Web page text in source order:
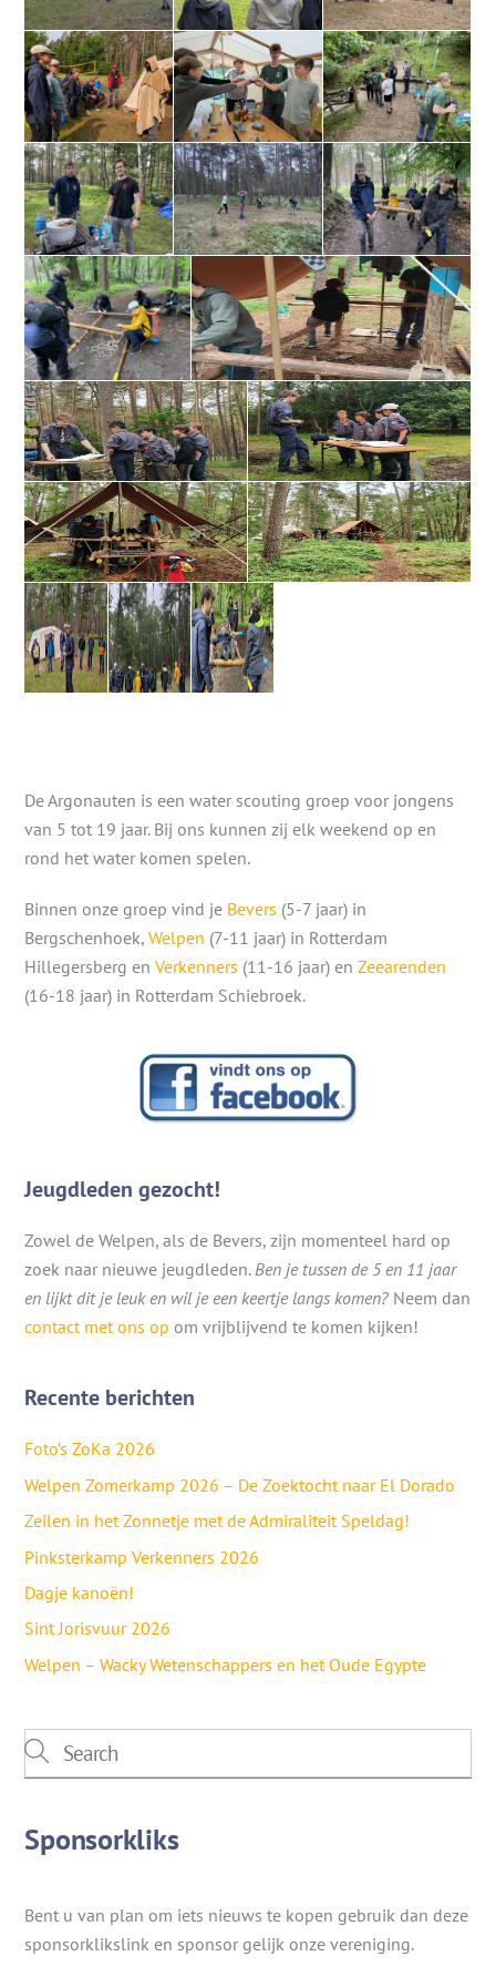
De Argonauten is een water scouting groep voor jongens
van 5 tot 19 jaar. Bij ons kunnen zij elk weekend op en
rond het water komen spelen.
Binnen onze groep vind je Bevers (5-7 jaar) in
Bergschenhoek,Welpen (7-11 jaar) in Rotterdam
Hillegersberg enVerkenners (11-16 jaar) enZeearenden
(16-18 jaar) in Rotterdam Schiebroek.
Jeugdleden gezocht!
Zowel de Welpen, als de Bevers, zijn momenteel hard op
zoek naar nieuwe jeugdleden.Ben je tussen de 5 en 11 jaar
en lijkt dit je leuk en wil je een keertje langs komen? Neem dan
contact met ons op om vrijblijvend te komen kijken!
Recente berichten
Foto’s ZoKa 2026
Welpen Zomerkamp 2026 – De Zoektocht naar El Dorado
Zeilen in het Zonnetje met de Admiraliteit Speldag!
Pinksterkamp Verkenners 2026
Dagje kanoën!
Sint Jorisvuur 2026
Welpen – Wacky Wetenschappers en het Oude Egypte
Sponsorkliks
Bent u van plan om iets nieuws te kopen gebruik dan deze
sponsorklikslink en sponsor gelijk onze vereniging.